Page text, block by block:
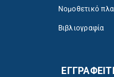
Νομοθετικό
Βιβλιογραφία